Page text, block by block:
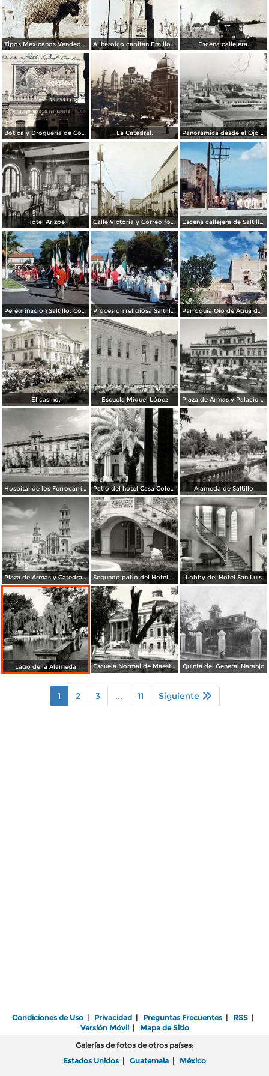
Tipos Mexicanos Vendedores de paja. ( Circulada el 20 de Mayo de 1907 ). Al heroico capitan Emilio Carranza. Escena callejera.
Botica y Drogueria de Coahuila. La Catedral. Panorámica desde el Ojo de Agua
Hotel Arizpe Calle Victoria y Correo foto Macias ( Circulada el 18 de Julio de 1912 ). Escena callejera de Saltillo, Coahuila 1959.
Peregrinacion Saltillo, Coahuila 1959 Procesion religiosa Saltillo, Coahuila 1959. Parroquia Ojo de Agua donde se venera el Santo Cristo Saltillo, Coahuila 1959
El casino. Escuela Miguel López Plaza de Armas y Palacio de Gobierno
Hospital de los Ferrocarriles Patio del hotel Casa Colonial Alameda de Saltillo
Plaza de Armas y Catedral de Saltillo Segundo patio del Hotel Arizpe Lobby del Hotel San Luis
Lago de la Alameda Escuela Normal de Maestros Quinta del General Naranjo
1 2 3 ... 11 Siguiente
Condiciones de Uso | Privacidad | Preguntas Frecuentes | RSS |
Versión Móvil| Mapa de Sitio
Galerías de fotos de otros países:
Estados Unidos | Guatemala | México